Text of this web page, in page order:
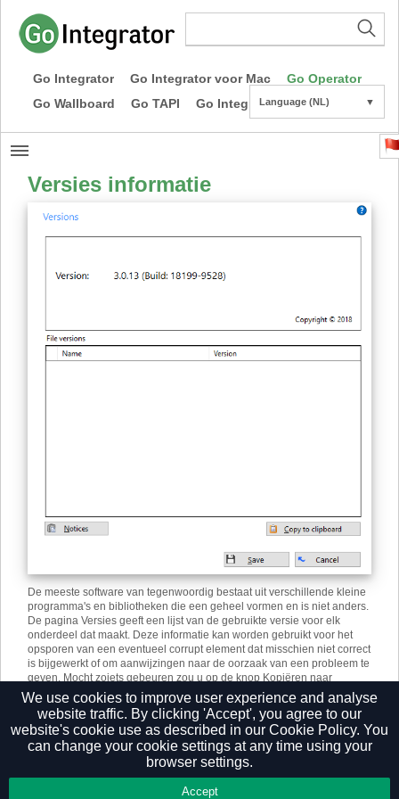
Go Integrator Go Integrator voor Mac
Go Operator
Go Wallboard
Go TAPI Go Integrator CE
Language (NL) ▼
Versies informatie
De meeste software van tegenwoordig bestaat uit verschillende kleine
programma's en bibliotheken die een geheel vormen en is niet anders.
De pagina Versies geeft een lijst van de gebruikte versie voor elk
onderdeel dat maakt. Deze informatie kan worden gebruikt voor het
opsporen van een eventueel corrupt element dat misschien niet correct
is bijgewerkt of om aanwijzingen naar de oorzaak van een probleem te
geven. Mocht zoiets gebeuren zou u op de knop Kopiëren naar
klembord kunnen klikken en de info rechtstreeks in een document of e-
mail plakken.
We use cookies to improve user experience and analyse
website traffic. By clicking 'Accept', you agree to our
website's cookie use as described in our Cookie Policy. You
can change your cookie settings at any time using your
browser settings.
Accept